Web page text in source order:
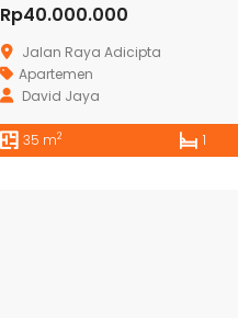
Rp40.000.000
Jalan Raya Adicipta
Apartemen
David Jaya
35 m2 1